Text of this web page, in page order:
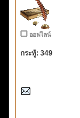
ออฟไลน์
กระทู้: 349